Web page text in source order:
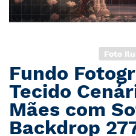
Foto
Saltar
para
o
início
da
Fundo
Tecido
Mães com
Backdrop